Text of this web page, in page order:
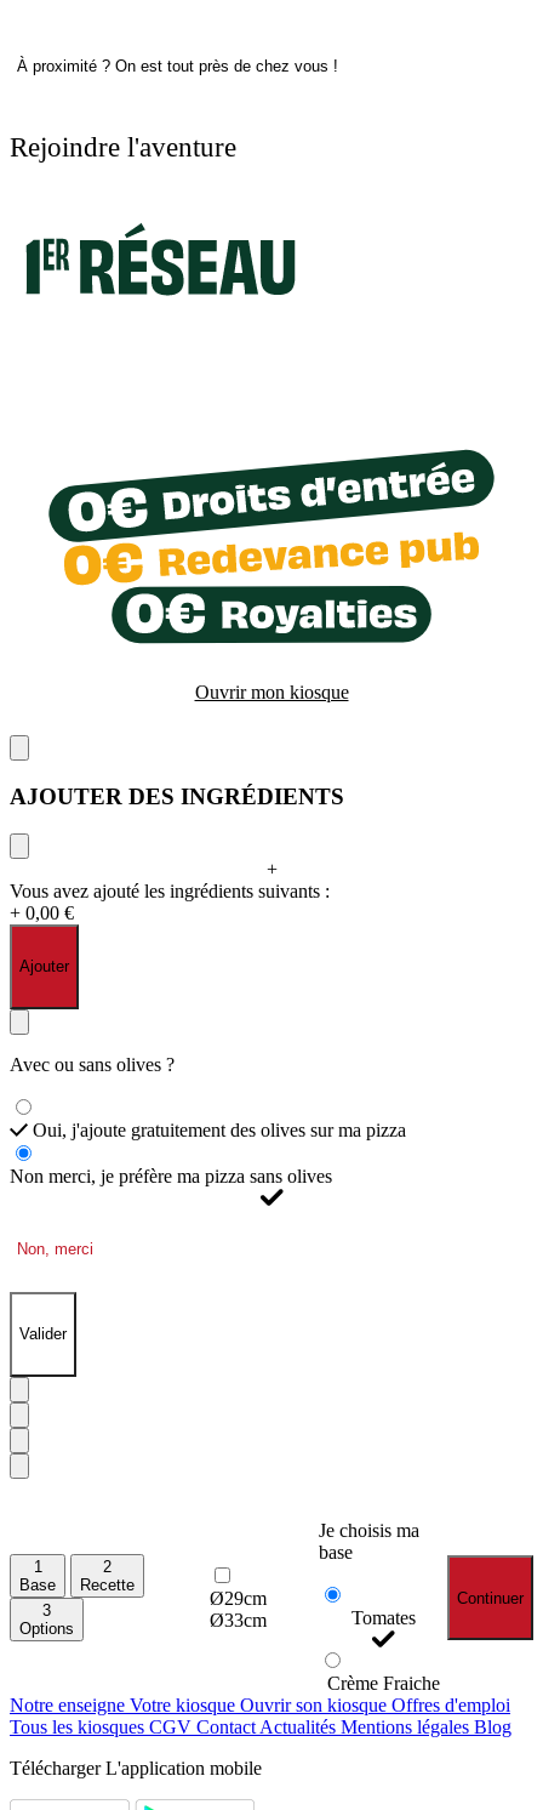
À proximité ? On est tout près de chez vous !
Rejoindre l'aventure
Ouvrir mon kiosque
AJOUTER DES INGRÉDIENTS
+
Vous avez ajouté les ingrédients suivants :
+ 0,00 €
Ajouter
Avec ou sans olives ?
Oui, j'ajoute gratuitement des olives sur ma pizza
Non merci, je préfère ma pizza sans olives
Non, merci
Valider
1
Base
2
Recette
3
Options
Ø29cm
Ø33cm
Je choisis ma
base
Tomates
Crème Fraiche
Continuer
Notre enseigne Votre kiosque Ouvrir son kiosque Offres d'emploi
Tous les kiosques CGV Contact Actualités Mentions légales Blog
Télécharger L'application mobile